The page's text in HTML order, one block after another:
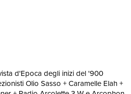
d'Epoca degli inizi del '900
Olio Sasso + Caramelle Elah +